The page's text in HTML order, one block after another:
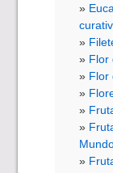
Flor
Flor